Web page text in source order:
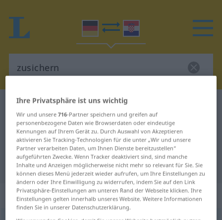
Deutsch-Kroatisch Wörterbuch
Deutsch-Kroatisch Übersetzung für
"zusichern"
"zusichern" Kroatisch Übersetzung
„zusichern“
Ihre Privatsphäre ist uns wichtig
Wir und unsere716-Partner speichern und greifen auf
personenbezogene Daten wie Browserdaten oder eindeutige
Kennungen auf Ihrem Gerät zu. Durch Auswahl von Akzeptieren
aktivieren Sie Tracking-Technologien für die unter „Wir und unsere
Partner verarbeiten Daten, um Ihnen Dienste bereitzustellen“
aufgeführten Zwecke. Wenn Tracker deaktiviert sind, sind manche
Inhalte und Anzeigen möglicherweise nicht mehr so relevant für Sie. Sie
können dieses Menü jederzeit wieder aufrufen, um Ihre Einstellungen zu
ändern oder Ihre Einwilligung zu widerrufen, indem Sie auf den Link
Privatsphäre-Einstellungen am unteren Rand der Webseite klicken. Ihre
Einstellungen gelten innerhalb unseres Website. Weitere Informationen
finden Sie in unserer Datenschutzerklärung.